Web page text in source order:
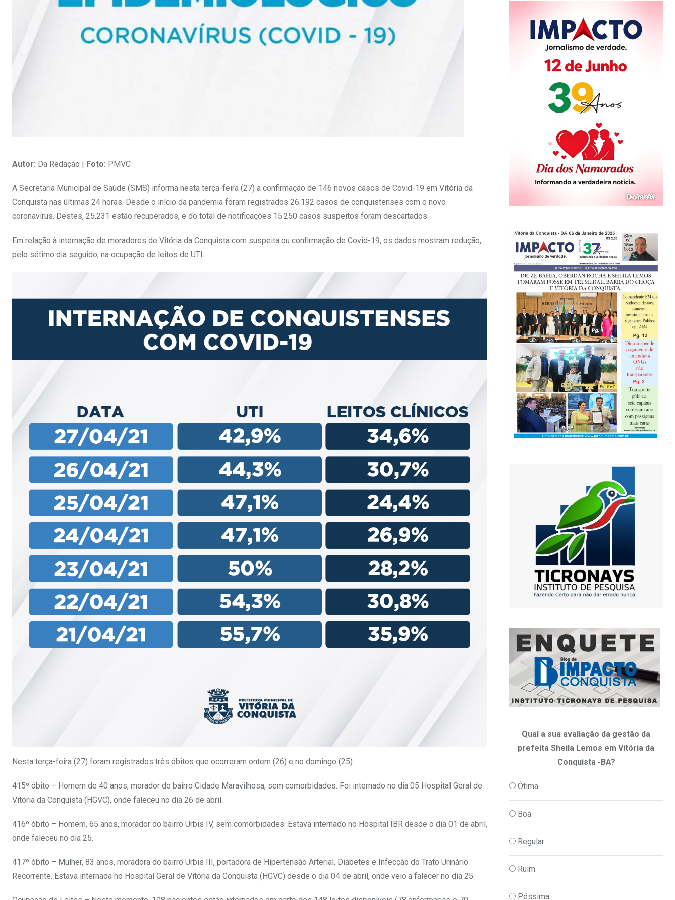
Autor: Da Redação | Foto: PMVC
A Secretaria Municipal de Saúde (SMS) informa nesta terça-feira (27) a confirmação de 146 novos casos de Covid-19 em Vitória da
Conquista nas últimas 24 horas. Desde o início da pandemia foram registrados 26.192 casos de conquistenses com o novo
coronavírus. Destes, 25.231 estão recuperados, e do total de notificações 15.250 casos suspeitos foram descartados.
Em relação à internação de moradores de Vitória da Conquista com suspeita ou confirmação de Covid-19, os dados mostram redução,
pelo sétimo dia seguido, na ocupação de leitos de UTI.
Nesta terça-feira (27) foram registrados três óbitos que ocorreram ontem (26) e no domingo (25):
415º óbito – Homem de 40 anos, morador do bairro Cidade Maravilhosa, sem comorbidades. Foi internado no dia 05 Hospital Geral de
Vitória da Conquista (HGVC), onde faleceu no dia 26 de abril.
416º óbito – Homem, 65 anos, morador do bairro Urbis IV, sem comorbidades. Estava internado no Hospital IBR desde o dia 01 de abril,
onde faleceu no dia 25.
417º óbito – Mulher, 83 anos, moradora do bairro Urbis III, portadora de Hipertensão Arterial, Diabetes e Infecção do Trato Urinário
Recorrente. Estava internada no Hospital Geral de Vitória da Conquista (HGVC) desde o dia 04 de abril, onde veio a falecer no dia 25.
Qual a sua avaliação da gestão da
prefeita Sheila Lemos em Vitória da
Conquista -BA?
Ótima
Boa
Regular
Ruim
Péssima